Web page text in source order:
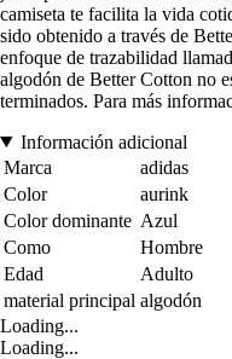
camiseta te facilita la vida
sido obtenido a través de
enfoque de trazabilidad
algodón de Better Cotton no
terminados. Para más
Información adicional
Marca
adidas
Color
aurink
Color dominante Azul
Como
Hombre
Edad
Adulto
material principal algodón
Loading...
Loading...